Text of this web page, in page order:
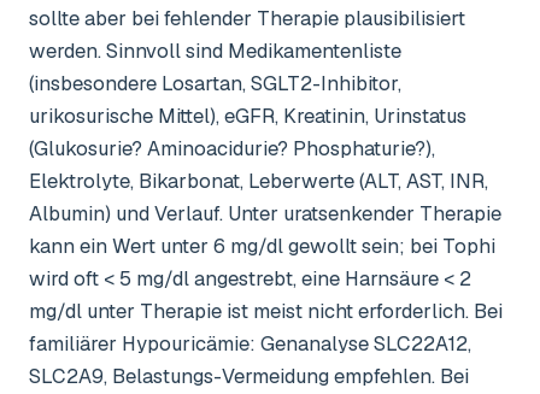
sollte aber bei fehlender Therapie plausibilisiert
werden. Sinnvoll sind Medikamentenliste
(insbesondere Losartan, SGLT2-Inhibitor,
urikosurische Mittel), eGFR, Kreatinin, Urinstatus
(Glukosurie? Aminoacidurie? Phosphaturie?),
Elektrolyte, Bikarbonat, Leberwerte (ALT, AST, INR,
Albumin) und Verlauf. Unter uratsenkender Therapie
kann ein Wert unter 6 mg/dl gewollt sein; bei Tophi
wird oft < 5 mg/dl angestrebt, eine Harnsäure < 2
mg/dl unter Therapie ist meist nicht erforderlich. Bei
familiärer Hypouricämie: Genanalyse SLC22A12,
SLC2A9, Belastungs-Vermeidung empfehlen. Bei